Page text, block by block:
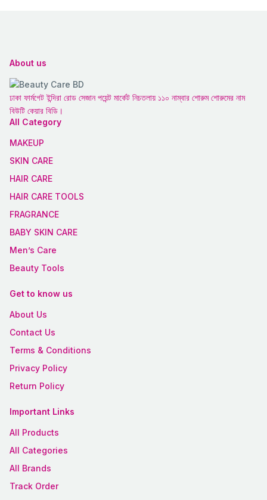
About us
ঢাকা ফার্মগেট ইন্দিরা রোড সেজান পয়েন্ট মার্কেট নিচতলায় ১১০ নাম্বার শোরুম শোরুমের নাম
বিউটি কেয়ার বিডি।
All Category
MAKEUP
SKIN CARE
HAIR CARE
HAIR CARE TOOLS
FRAGRANCE
BABY SKIN CARE
Men’s Care
Beauty Tools
Get to know us
About Us
Contact Us
Terms & Conditions
Privacy Policy
Return Policy
Important Links
All Products
All Categories
All Brands
Track Order